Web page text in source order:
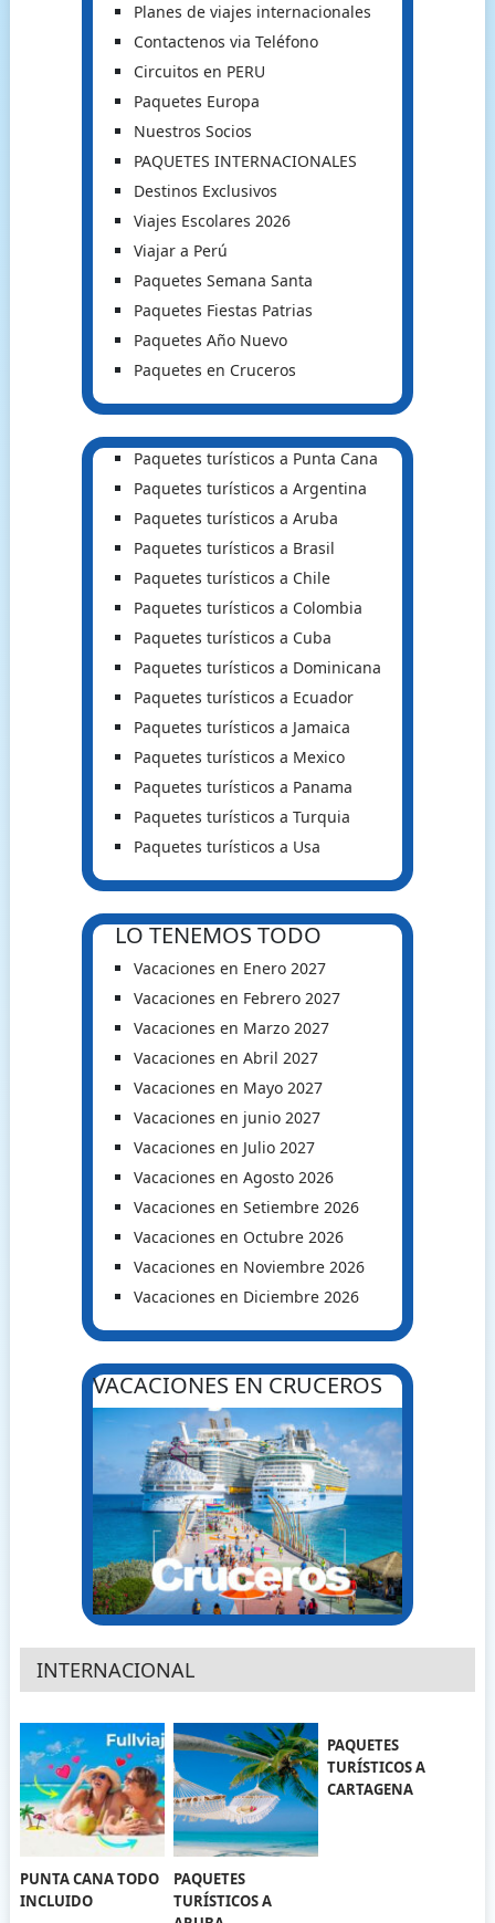
Planes de viajes internacionales
Contactenos via Teléfono
Circuitos en PERU
Paquetes Europa
Nuestros Socios
PAQUETES INTERNACIONALES
Destinos Exclusivos
Viajes Escolares 2026
Viajar a Perú
Paquetes Semana Santa
Paquetes Fiestas Patrias
Paquetes Año Nuevo
Paquetes en Cruceros
Paquetes turísticos a Punta Cana
Paquetes turísticos a Argentina
Paquetes turísticos a Aruba
Paquetes turísticos a Brasil
Paquetes turísticos a Chile
Paquetes turísticos a Colombia
Paquetes turísticos a Cuba
Paquetes turísticos a Dominicana
Paquetes turísticos a Ecuador
Paquetes turísticos a Jamaica
Paquetes turísticos a Mexico
Paquetes turísticos a Panama
Paquetes turísticos a Turquia
Paquetes turísticos a Usa
LO TENEMOS TODO
Vacaciones en Enero 2027
Vacaciones en Febrero 2027
Vacaciones en Marzo 2027
Vacaciones en Abril 2027
Vacaciones en Mayo 2027
Vacaciones en junio 2027
Vacaciones en Julio 2027
Vacaciones en Agosto 2026
Vacaciones en Setiembre 2026
Vacaciones en Octubre 2026
Vacaciones en Noviembre 2026
Vacaciones en Diciembre 2026
VACACIONES EN CRUCEROS
INTERNACIONAL
PUNTA CANA TODO
INCLUIDO
PAQUETES
TURÍSTICOS A
PAQUETES
TURÍSTICOS A
CARTAGENA